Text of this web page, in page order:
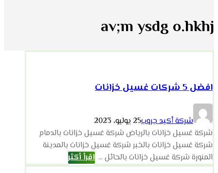
av;m ysdg o.hkhj
افضل 5 شركات غسيل خزانات
شركة أكيد جروب25 يوليو، 2023
شركة غسيل خزانات بالرياض شركة غسيل خزانات بالدمام
شركة غسيل خزانات بالخبر شركة غسيل خزانات بالمدينة
المنورة شركة غسيل خزانات بالحائل ... اقرأ أكثر